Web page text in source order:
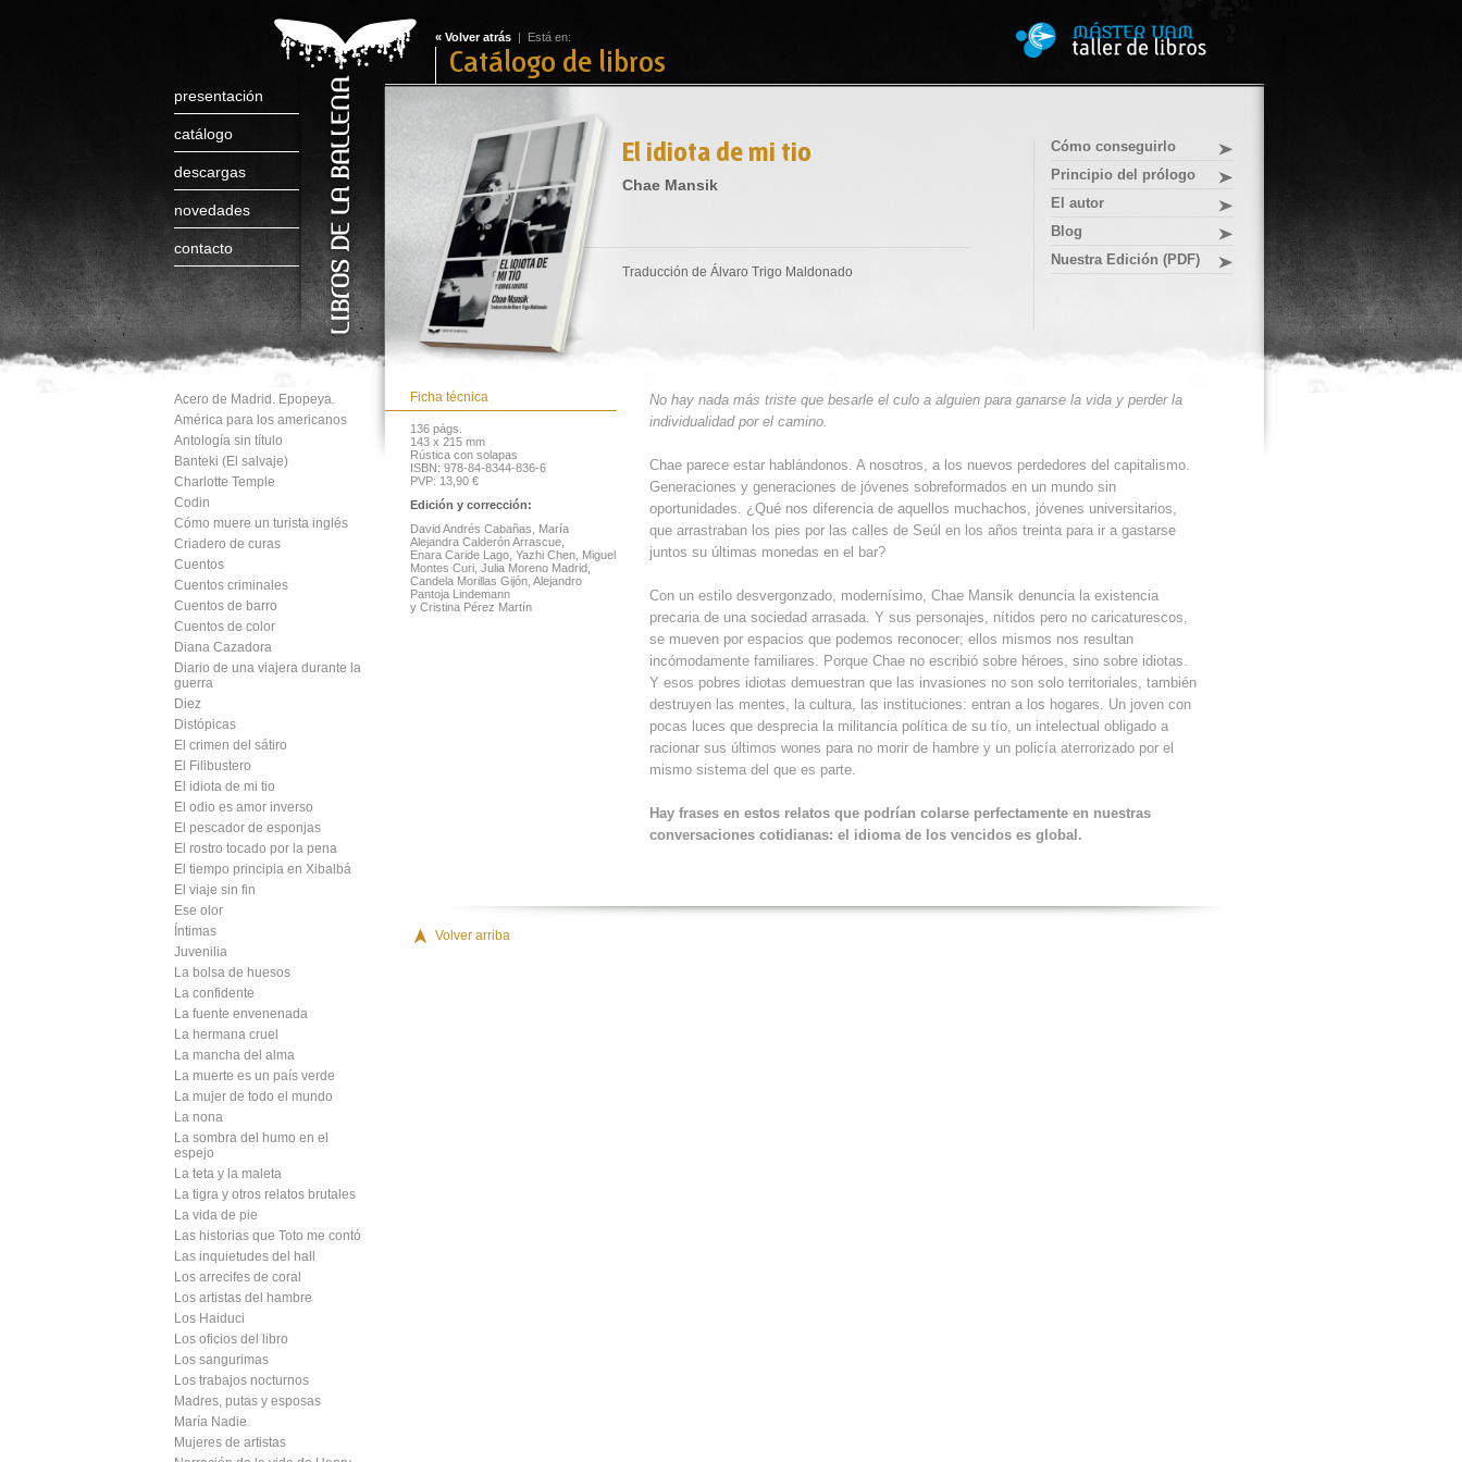
presentación
catálogo
descargas
novedades
contacto
Acero de Madrid. Epopeya.
América para los americanos
Antología sin título
Banteki (El salvaje)
Charlotte Temple
Codin
Cómo muere un turista inglés
Criadero de curas
Cuentos
Cuentos criminales
Cuentos de barro
Cuentos de color
Diana Cazadora
Diario de una viajera durante la
guerra
Diez
Distópicas
El crimen del sátiro
El Filibustero
El idiota de mi tio
El odio es amor inverso
El pescador de esponjas
El rostro tocado por la pena
El tiempo principia en Xibalbá
El viaje sin fin
Ese olor
Íntimas
Juvenilia
La bolsa de huesos
La confidente
La fuente envenenada
La hermana cruel
La mancha del alma
La muerte es un país verde
La mujer de todo el mundo
La nona
La sombra del humo en el
espejo
La teta y la maleta
La tigra y otros relatos brutales
La vida de pie
Las historias que Toto me contó
Las inquietudes del hall
Los arrecifes de coral
Los artistas del hambre
Los Haiduci
Los oficios del libro
Los sangurimas
Los trabajos nocturnos
Madres, putas y esposas
María Nadie
Mujeres de artistas
« Volver atrás | Está en:
Catálogo de libros
El idiota de mi tio
Chae Mansik
Traducción de Álvaro Trigo Maldonado
Cómo conseguirlo
Principio del prólogo
El autor
Blog
Nuestra Edición (PDF)
Ficha técnica
136 págs.
143 x 215 mm
Rústica con solapas
ISBN: 978-84-8344-836-6
PVP: 13,90 €
Edición y corrección:
David Andrés Cabañas, María
Alejandra Calderón Arrascue,
Enara Caride Lago, Yazhi Chen, Miguel
Montes Curi, Julia Moreno Madrid,
Candela Morillas Gijón, Alejandro
Pantoja Lindemann
y Cristina Pérez Martín
No hay nada más triste que besarle el culo a alguien para ganarse la vida y perder la
individualidad por el camino.
Chae parece estar hablándonos. A nosotros, a los nuevos perdedores del capitalismo.
Generaciones y generaciones de jóvenes sobreformados en un mundo sin
oportunidades. ¿Qué nos diferencia de aquellos muchachos, jóvenes universitarios,
que arrastraban los pies por las calles de Seúl en los años treinta para ir a gastarse
juntos su últimas monedas en el bar?
Con un estilo desvergonzado, modernísimo, Chae Mansik denuncia la existencia
precaria de una sociedad arrasada. Y sus personajes, nítidos pero no caricaturescos,
se mueven por espacios que podemos reconocer; ellos mismos nos resultan
incómodamente familiares. Porque Chae no escribió sobre héroes, sino sobre idiotas.
Y esos pobres idiotas demuestran que las invasiones no son solo territoriales, también
destruyen las mentes, la cultura, las instituciones: entran a los hogares. Un joven con
pocas luces que desprecia la militancia política de su tío, un intelectual obligado a
racionar sus últimos wones para no morir de hambre y un policía aterrorizado por el
mismo sistema del que es parte.
Hay frases en estos relatos que podrían colarse perfectamente en nuestras
conversaciones cotidianas: el idioma de los vencidos es global.
Volver arriba